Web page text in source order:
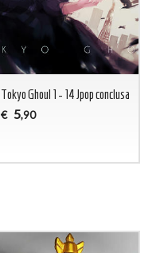
Tokyo Ghoul 1 - 14 Jpop conclusa
€ 5,90